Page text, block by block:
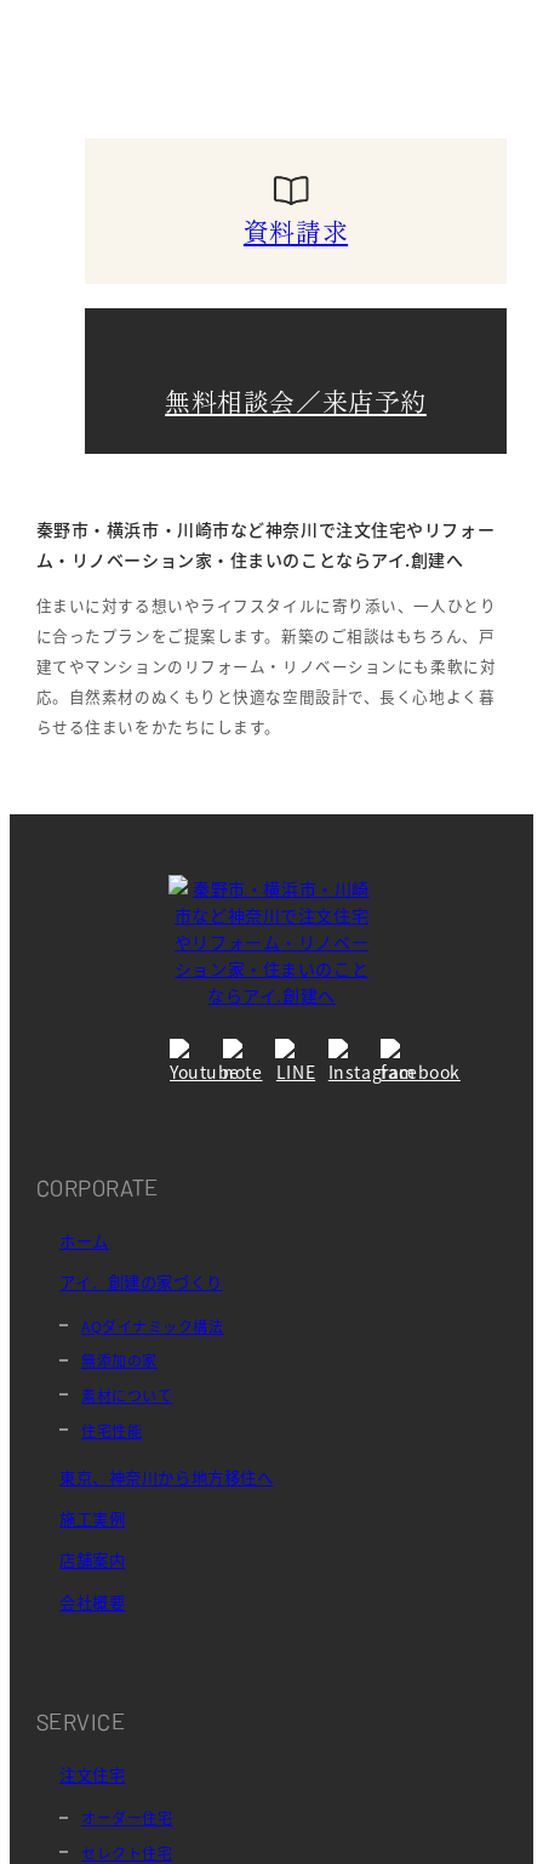
資料請求
無料相談会／来店予約
秦野市・横浜市・川崎市など神奈川で注文住宅やリフォー
ム・リノベーション家・住まいのことならアイ.創建へ
住まいに対する想いやライフスタイルに寄り添い、一人ひとり
に合ったプランをご提案します。新築のご相談はもちろん、戸
建てやマンションのリフォーム・リノベーションにも柔軟に対
応。自然素材のぬくもりと快適な空間設計で、長く心地よく暮
らせる住まいをかたちにします。
CORPORATE
ホーム
アイ．創建の家づくり
AQダイナミック構法
無添加の家
素材について
住宅性能
東京、神奈川から地方移住へ
施工実例
店舗案内
会社概要
SERVICE
注文住宅
オーダー住宅
セレクト住宅